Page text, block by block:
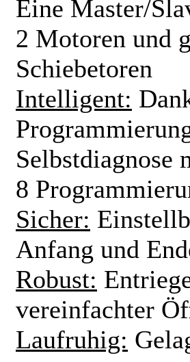
Eine Master/
2 Motoren und
Schiebetoren
Intelligent:
Selbstdiagnose
8
Sicher:
Anfang und
Robust:
vereinfachter
Laufruhig: